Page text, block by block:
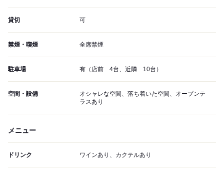
貸切 可
禁煙・喫煙 全席禁煙
駐車場 有（店前 4台、近隣 10台）
空間・設備
オシャレな空間、落ち着いた空間、オープンテ
ラスあり
メニュー
ドリンク ワインあり、カクテルあり